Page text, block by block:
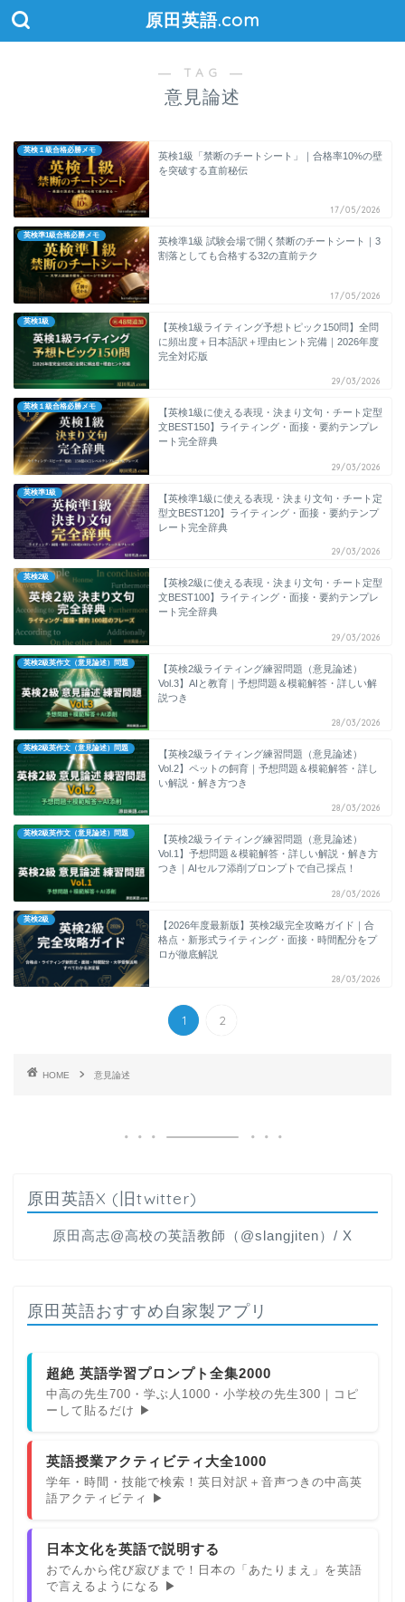
原田英語.com
― TAG ―
意見論述
英検１級合格必勝メモ
英検1級「禁断のチートシート」｜合格率10%の壁
を突破する直前秘伝
17/05/2026
英検準1級合格必勝メモ
英検準1級 試験会場で開く禁断のチートシート｜3
割落としても合格する32の直前テク
17/05/2026
英検1級
【英検1級ライティング予想トピック150問】全問
に頻出度＋日本語訳＋理由ヒント完備｜2026年度
完全対応版
29/03/2026
英検１級合格必勝メモ
【英検1級に使える表現・決まり文句・チート定型
文BEST150】ライティング・面接・要約テンプレ
ート完全辞典
29/03/2026
英検準1級
【英検準1級に使える表現・決まり文句・チート定
型文BEST120】ライティング・面接・要約テンプ
レート完全辞典
29/03/2026
英検2級
【英検2級に使える表現・決まり文句・チート定型
文BEST100】ライティング・面接・要約テンプレ
ート完全辞典
29/03/2026
英検2級英作文（意見論述）問題
【英検2級ライティング練習問題（意見論述）
Vol.3】AIと教育｜予想問題＆模範解答・詳しい解
説つき
28/03/2026
英検2級英作文（意見論述）問題
【英検2級ライティング練習問題（意見論述）
Vol.2】ペットの飼育｜予想問題＆模範解答・詳し
い解説・解き方つき
28/03/2026
英検2級英作文（意見論述）問題
【英検2級ライティング練習問題（意見論述）
Vol.1】予想問題＆模範解答・詳しい解説・解き方
つき｜AIセルフ添削プロンプトで自己採点！
28/03/2026
英検2級
【2026年度最新版】英検2級完全攻略ガイド｜合
格点・新形式ライティング・面接・時間配分をプ
ロが徹底解説
28/03/2026
1 2
HOME 意見論述
原田英語X (旧twitter)
原田高志@高校の英語教師（@slangjiten）/ X
原田英語おすすめ自家製アプリ
超絶 英語学習プロンプト全集2000
中高の先生700・学ぶ人1000・小学校の先生300｜コピ
ーして貼るだけ ▶
英語授業アクティビティ大全1000
学年・時間・技能で検索！英日対訳＋音声つきの中高英
語アクティビティ ▶
日本文化を英語で説明する
おでんから侘び寂びまで！日本の「あたりまえ」を英語
で言えるようになる ▶